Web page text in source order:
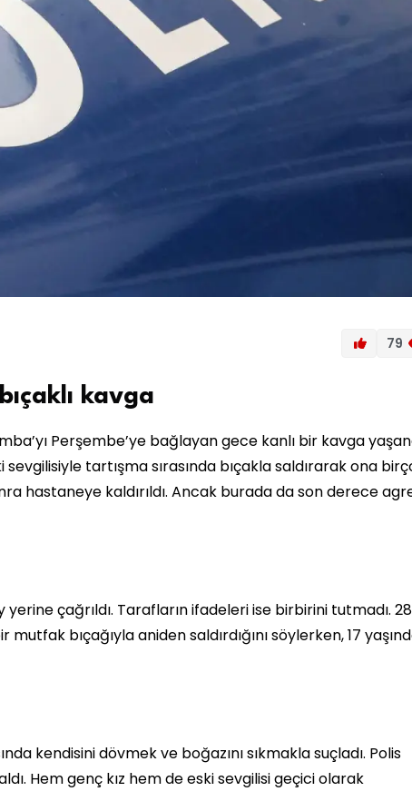
79
kavga
Perşembe’ye bağlayan gece kanlı bir kavga
sevgilisiyle tartışma sırasında bıçakla saldırarak ona
hastaneye kaldırıldı. Ancak burada da son derece
çağrıldı. Tarafların ifadeleri ise birbirini tutmadı. 28
mutfak bıçağıyla aniden saldırdığını söylerken, 17
kendisini dövmek ve boğazını sıkmakla suçladı. Polis
Hem genç kız hem de eski sevgilisi geçici olarak